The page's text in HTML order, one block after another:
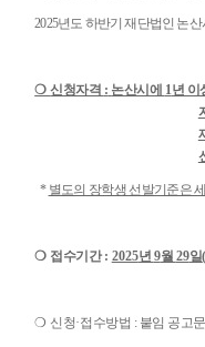
2025년도 하반기 재단법인 논
❍신청자격 : 논산시에 1년 이
* 별도의 장학생 선발기준은
❍ 접수기간 : 2025년 9월 29일(
❍ 신청·접수방법 : 붙임 공고